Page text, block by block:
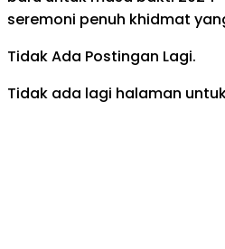
seremoni penuh khidmat
Tidak Ada Postingan Lagi.
Tidak ada lagi halaman